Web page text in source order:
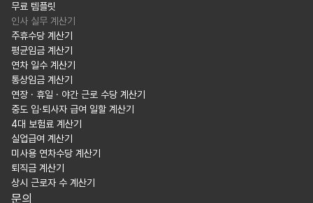
무료 템플릿
인사 실무 계산기
주휴수당 계산기
평균임금 계산기
연차 일수 계산기
통상임금 계산기
연장 · 휴일 · 야간 근로 수당 계산기
중도 입·퇴사자 급여 일할 계산기
4대 보험료 계산기
실업급여 계산기
미사용 연차수당 계산기
퇴직금 계산기
상시 근로자 수 계산기
문의